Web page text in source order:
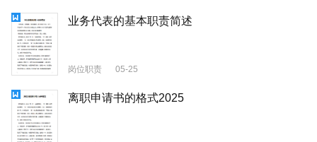
业务代表的基本职责简述
岗位职责 05-25
离职申请书的格式2025